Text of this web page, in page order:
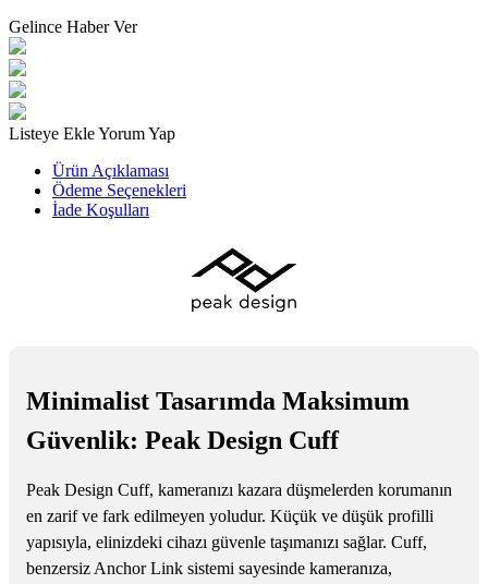
Gelince Haber Ver
Listeye EkleYorum Yap
Ürün Açıklaması
Ödeme Seçenekleri
İade Koşulları
Minimalist Tasarımda Maksimum
Güvenlik: Peak Design Cuff
Peak Design Cuff, kameranızı kazara düşmelerden korumanın
en zarif ve fark edilmeyen yoludur. Küçük ve düşük profilli
yapısıyla, elinizdeki cihazı güvenle taşımanızı sağlar. Cuff,
benzersiz Anchor Link sistemi sayesinde kameranıza,